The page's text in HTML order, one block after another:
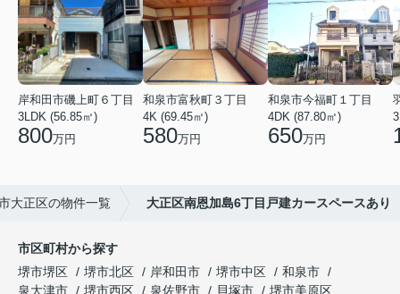
岸和田市磯上町６丁目
3LDK (56.85㎡)
800万円
和泉市富秋町３丁目
4K (69.45㎡)
580万円
和泉市今福町１丁目
4DK (87.80㎡)
650万円
大正区の物件一覧 大正区南恩加島6丁目戸建カースペースあり
市区町村から探す
堺市堺区
堺市北区 岸和田市 堺市中区
和泉市
泉大津市
堺市西区 泉佐野市 貝塚市
堺市美原区